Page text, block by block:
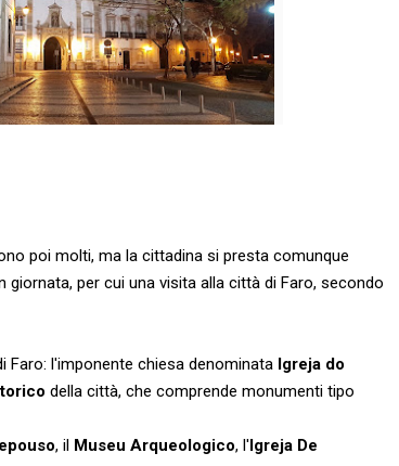
poi molti, ma la cittadina si presta comunque
per cui una visita alla città di Faro, secondo
Faro: l'imponente chiesa denominata Igreja do
della città, che comprende monumenti tipo
, il Museu Arqueologico, l'Igreja De